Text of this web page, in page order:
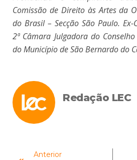
Comissão de Direito às Artes da
do Brasil – Secção São Paulo.
2ª Câmara Julgadora do
do Município de São Bernardo do
Redação LEC
Anterior